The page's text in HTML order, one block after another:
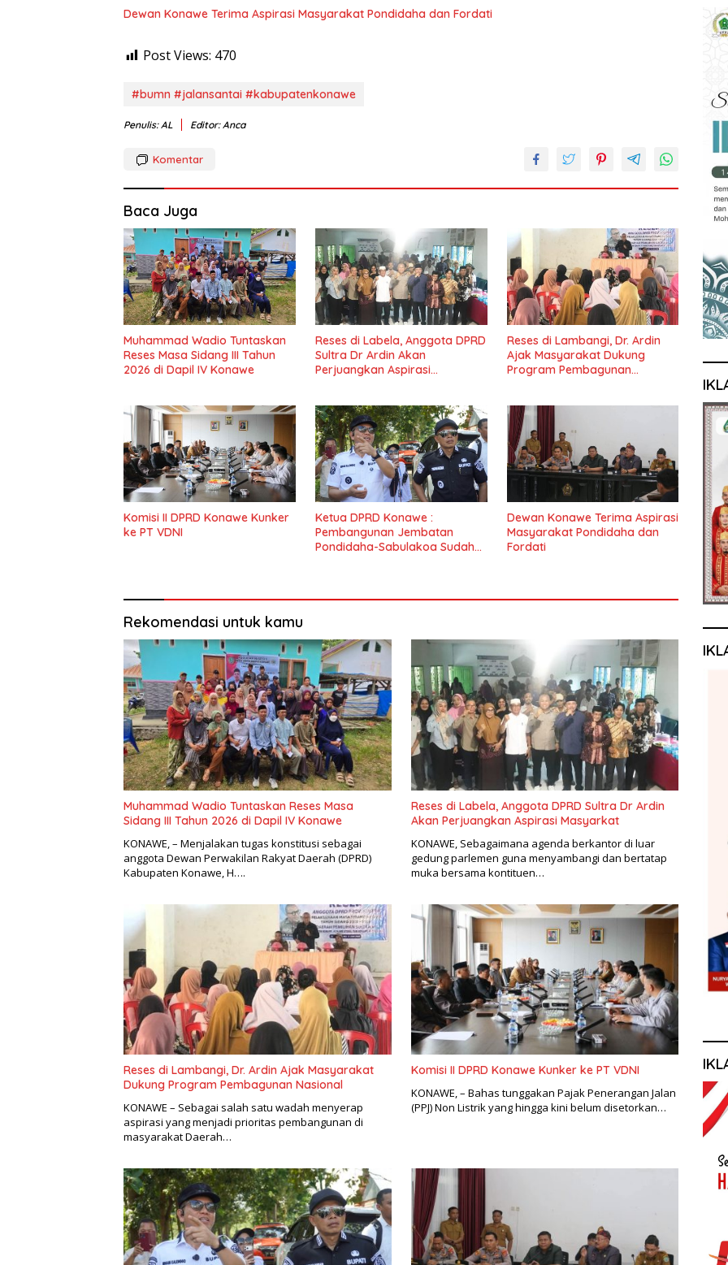
Dewan Konawe Terima Aspirasi Masyarakat Pondidaha dan Fordati
Post Views: 470
#bumn #jalansantai #kabupatenkonawe
Penulis: AL Editor: Anca
Komentar
Baca Juga
Muhammad Wadio Tuntaskan
Reses Masa Sidang III Tahun
2026 di Dapil IV Konawe
Reses di Labela, Anggota DPRD
Sultra Dr Ardin Akan
Perjuangkan Aspirasi
Reses di Lambangi, Dr. Ardin
Ajak Masyarakat Dukung
Program Pembagunan
Komisi II DPRD Konawe Kunker
ke PT VDNI
Ketua DPRD Konawe :
Pembangunan Jembatan
Pondidaha-Sabulakoa Sudah
Dewan Konawe Terima Aspirasi
Masyarakat Pondidaha dan
Fordati
Rekomendasi untuk kamu
Muhammad Wadio Tuntaskan Reses Masa
Sidang III Tahun 2026 di Dapil IV Konawe
KONAWE, – Menjalakan tugas konstitusi sebagai
anggota Dewan Perwakilan Rakyat Daerah (DPRD)
Kabupaten Konawe, H….
Reses di Labela, Anggota DPRD Sultra Dr Ardin
Akan Perjuangkan Aspirasi Masyarkat
KONAWE, Sebagaimana agenda berkantor di luar
gedung parlemen guna menyambangi dan bertatap
muka bersama kontituen…
Reses di Lambangi, Dr. Ardin Ajak Masyarakat
Dukung Program Pembagunan Nasional
KONAWE – Sebagai salah satu wadah menyerap
aspirasi yang menjadi prioritas pembangunan di
masyarakat Daerah…
Komisi II DPRD Konawe Kunker ke PT VDNI
KONAWE, – Bahas tunggakan Pajak Penerangan Jalan
(PPJ) Non Listrik yang hingga kini belum disetorkan…